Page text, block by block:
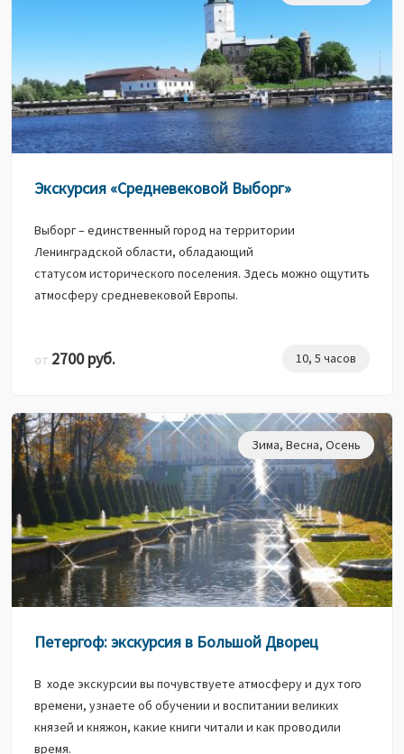
Экскурсия «Средневековой Выборг»
Выборг – единственный город на территории
Ленинградской области, обладающий
статусом исторического поселения. Здесь можно ощутить
атмосферу средневековой Европы.
от 2700 руб. 10, 5 часов
Зима, Весна, Осень
Петергоф: экскурсия в Большой Дворец
В ходе экскурсии вы почувствуете атмосферу и дух того
времени, узнаете об обучении и воспитании великих
князей и княжон, какие книги читали и как проводили
время.